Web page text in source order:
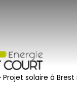
Projet solaire à Brest